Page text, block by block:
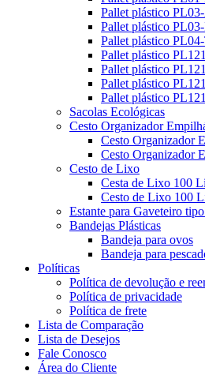
Pallet plástico
Pallet plástico
Pallet plástico
Pallet plástico
Pallet plástico
Pallet plástico
Pallet plástico
Sacolas Ecológicas
Cesto Organizador
Cesto Organizador
Cesto Organizador
Cesto de Lixo
Cesta de Lixo 100
Cesto de Lixo 100
Estante para Gaveteiro
Bandejas Plásticas
Bandeja para ovos
Bandeja para
Políticas
Política de devolução e
Política de privacidade
Política de frete
Lista de Comparação
Lista de Desejos
Fale Conosco
Área do Cliente